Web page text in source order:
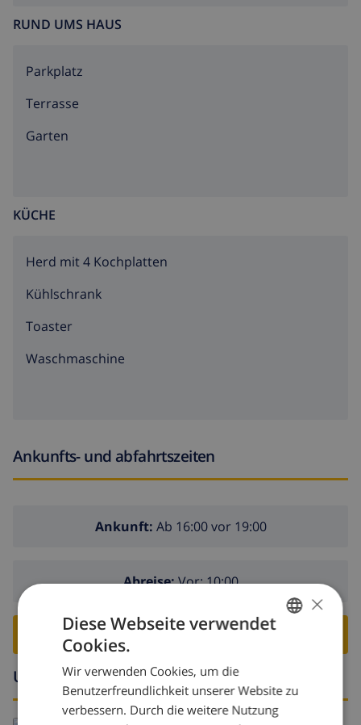
RUND UMS HAUS
Parkplatz
Terrasse
Garten
KÜCHE
Herd mit 4 Kochplatten
Kühlschrank
Toaster
Waschmaschine
Ankunfts- und abfahrtszeiten
Ankunft: Ab 16:00 vor 19:00
Abreise:Vor: 10:00
VILLA BUCHEN ›
Umgebung DUTCH
×
Diese Webseite verwendet
Cookies.
Wir verwenden Cookies, um die
Benutzerfreundlichkeit unserer Website zu
verbessern. Durch die weitere Nutzung